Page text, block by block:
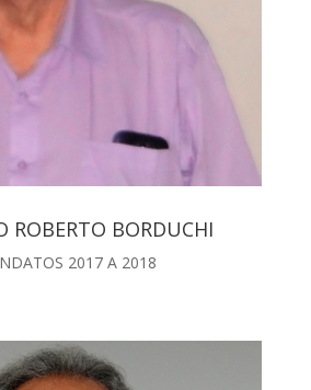
ROBERTO BORDUCHI
2017 A 2018